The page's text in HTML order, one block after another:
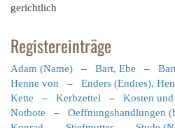
gerichtlich
Registereinträge
Adam (Name) – Bart, Ebe –
Henne von – Enders (Endres),
Kette – Kerbzettel – Kosten
Notbote – Oeffnungshandlungen